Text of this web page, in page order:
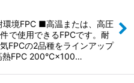
環境FPC ■高温または、高圧
で使用できるFPCです。耐
FPCの2品種をラインアップ
熱FPC 200°C×100…